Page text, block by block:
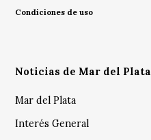
Condiciones de uso
Noticias de Mar del Plata
Mar del Plata
Interés General